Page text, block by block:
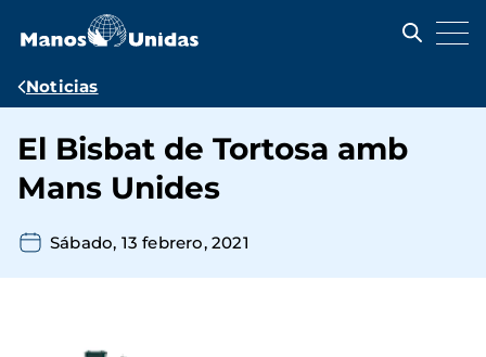
contenido
Ruta
navegación
Noticias
El Bisbat de Tortosa amb
Mans Unides
Sábado, 13 febrero, 2021